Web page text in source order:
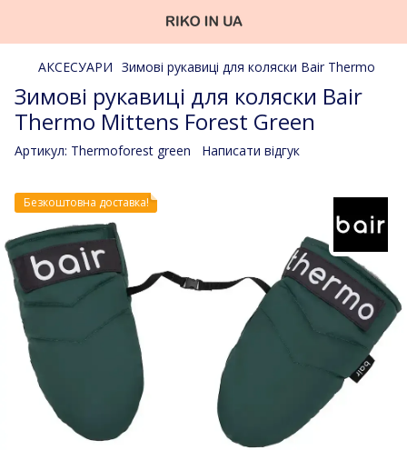
АКСЕСУАРИ Зимові рукавиці для коляски Bair Thermo
Зимові рукавиці для коляски Bair
Thermo Mittens Forest Green
Артикул: Thermoforest green Написати відгук
Безкоштовна доставка!